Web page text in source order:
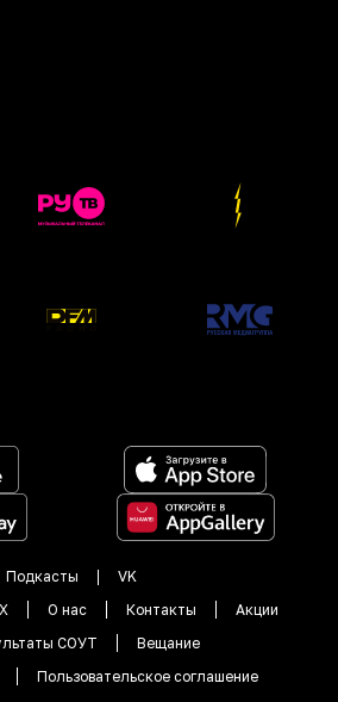
Подкасты
VK
О нас Контакты
Акции
СОУТ
Вещание
Пользовательское соглашение